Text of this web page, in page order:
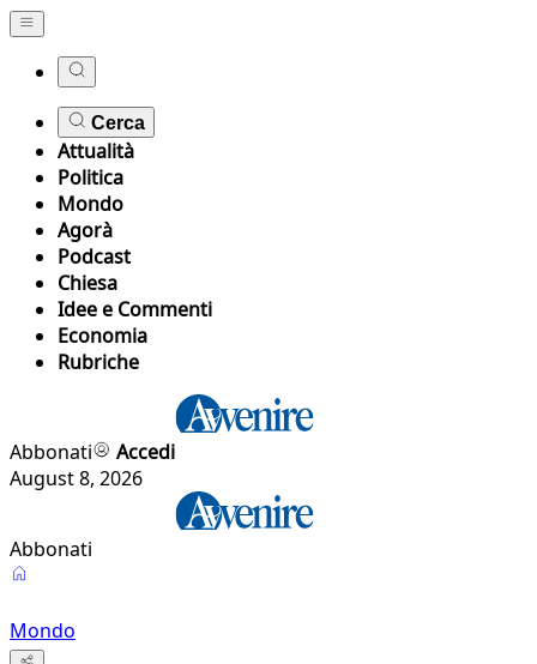
Cerca
Attualità
Politica
Mondo
Agorà
Podcast
Chiesa
Idee e Commenti
Economia
Rubriche
Abbonati
Accedi
August 8, 2026
Abbonati
Mondo